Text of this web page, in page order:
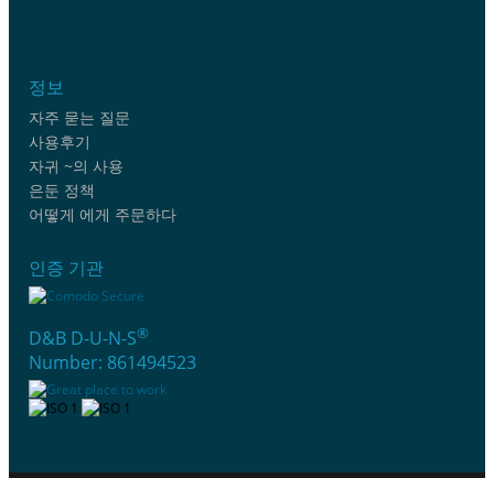
정보
자주 묻는 질문
사용후기
자귀 ~의 사용
은둔 정책
어떻게 에게 주문하다
인증 기관
D&B D-U-N-S®
Number: 861494523